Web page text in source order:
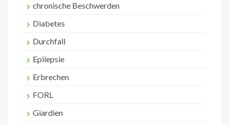
chronische Beschwerden
Diabetes
Durchfall
Epilepsie
Erbrechen
FORL
Giardien